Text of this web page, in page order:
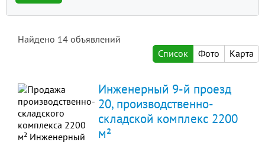
Найдено 14 объявлений
Список
Фото Карта
Инженерный 9-й проезд
20, производственно-
складской комплекс 2200
м²